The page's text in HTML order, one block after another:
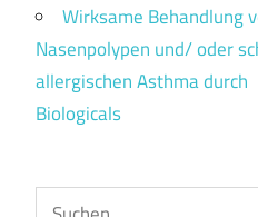
Wirksame Behandlung
Nasenpolypen und/ oder
allergischen Asthma durch
Biologicals
Suchen